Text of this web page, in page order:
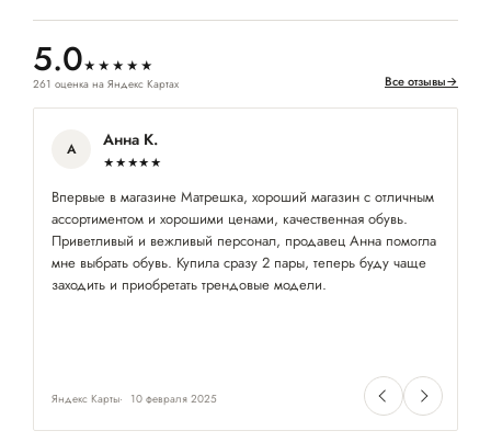
5.0★★★★★
261 оценка на Яндекс Картах Все отзывы→
А Анна К.
★★★★★
Впервые в магазине Матрешка, хороший магазин с отличным
ассортиментом и хорошими ценами, качественная обувь.
Приветливый и вежливый персонал, продавец Анна помогла
мне выбрать обувь. Купила сразу 2 пары, теперь буду чаще
заходить и приобретать трендовые модели.
Яндекс Карты 10 февраля 2025